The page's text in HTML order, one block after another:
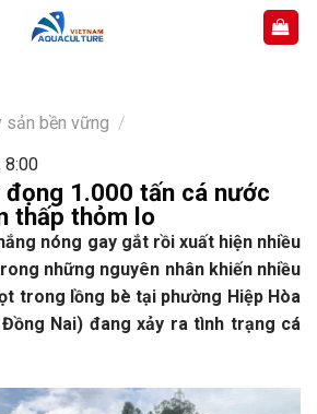
sản bền vững /
8:00
1.000 tấn cá nước
thấp thỏm lo
nóng gay gắt rồi xuất hiện nhiều
những nguyên nhân khiến nhiều
trong lồng bè tại phường Hiệp Hòa
Nai) đang xảy ra tình trạng cá